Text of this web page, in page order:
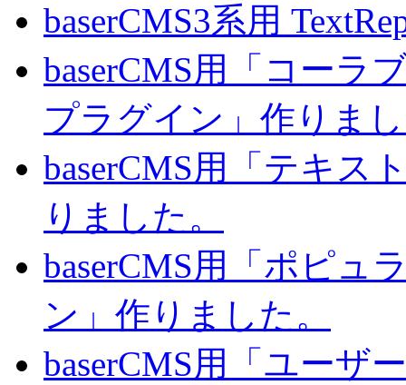
baserCMS3系用
baserCMS用「コーラ
プラグイン」作りま
baserCMS用「テキス
りました。
baserCMS用「ポピュ
ン」作りました。
baserCMS用「ユーザ